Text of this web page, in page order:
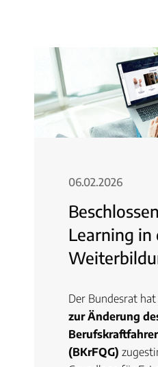
06.02.2026
Learning in
Der Bundesrat
zur Änderung
(BKrFQG)